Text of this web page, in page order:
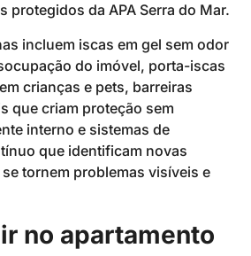
protegidos da APA Serra do Mar.
incluem iscas em gel sem odor
do imóvel, porta-iscas
crianças e pets, barreiras
que criam proteção sem
interno e sistemas de
que identificam novas
tornem problemas visíveis e
no apartamento